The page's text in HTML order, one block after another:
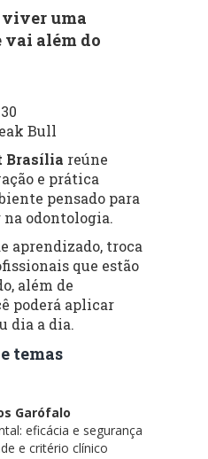
viver uma
vai além do
Bull
Brasília reúne
e prática
pensado para
odontologia.
aprendizado, troca
que estão
além de
poderá aplicar
dia a dia.
temas
Garófalo
eficácia e segurança
e critério clínico